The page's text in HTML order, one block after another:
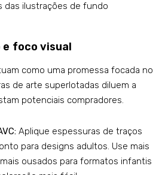
das ilustrações de fundo
foco visual
como uma promessa focada no
de arte superlotadas diluem a
potenciais compradores.
Aplique espessuras de traços
para designs adultos. Use mais
ousados ​​para formatos infantis